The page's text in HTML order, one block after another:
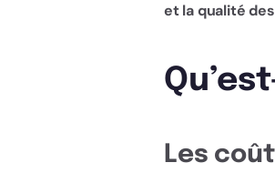
et la qualité
Les